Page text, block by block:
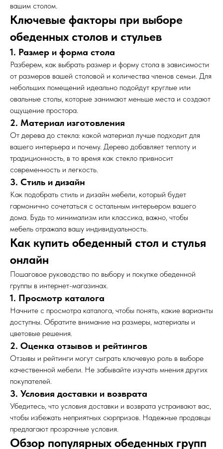
вашим столом.
Ключевые факторы при выборе
обеденных столов и стульев
1. Размер и форма стола
Разберем, как выбрать размер и форму стола в зависимости
от размеров вашей столовой и количества членов семьи. Для
небольших помещений идеально подойдут круглые или
овальные столы, которые занимают меньше места и создают
ощущение простора.
2. Материал изготовления
От дерева до стекла: какой материал лучше подходит для
вашего интерьера и почему. Дерево добавляет теплоту и
традиционность, в то время как стекло привносит
современность и легкость.
3. Стиль и дизайн
Как подобрать стиль и дизайн мебели, который будет
гармонично сочетаться с остальным интерьером вашего
дома. Будь то минимализм или классика, важно, чтобы
мебель отражала вашу индивидуальность.
Как купить обеденный стол и стулья
онлайн
Пошаговое руководство по выбору и покупке обеденной
группы в интернет-магазинах.
1. Просмотр каталога
Начните с просмотра каталога, чтобы понять, какие варианты
доступны. Обратите внимание на размеры, материалы и
цветовые решения.
2. Оценка отзывов и рейтингов
Отзывы и рейтинги могут сыграть ключевую роль в выборе
качественной мебели. Не забывайте изучать мнения других
покупателей.
3. Условия доставки и возврата
Убедитесь, что условия доставки и возврата устраивают вас,
чтобы избежать неприятных сюрпризов. Надежные продавцы
предлагают прозрачные условия.
Обзор популярных обеденных групп